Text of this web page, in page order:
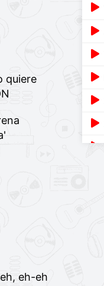
quiere
eh-eh